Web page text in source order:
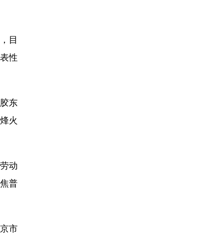
目
性
东
火
动
普
市